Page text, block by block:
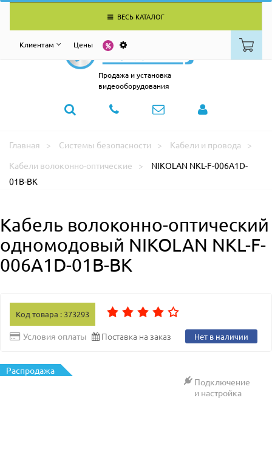
ВЕСЬ КАТАЛОГ
Клиентам Цены
Продажа и установка
видеооборудования
Главная Системы безопасности
Кабели и провода
Кабели волоконно-оптические
NIKOLAN NKL-F-006A1D-
01B-BK
Кабель волоконно-оптический
одномодовый NIKOLAN NKL-F-
006A1D-01B-BK
Код товара : 373293
Условия оплаты Поставка на заказ Нет в наличии
Распродажа
Подключение
и настройка